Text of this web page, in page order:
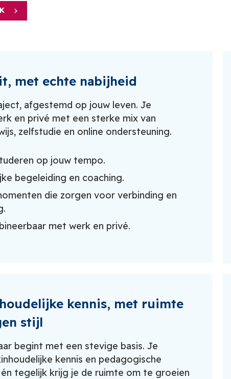
met echte nabijheid
afgestemd op jouw leven. Je
en privé met een sterke mix van
zelfstudie en online ondersteuning.
op jouw tempo.
begeleiding en coaching.
die zorgen voor verbinding en
met werk en privé.
kennis, met ruimte
stijl
begint met een stevige basis. Je
kennis en pedagogische
tegelijk krijg je de ruimte om te groeien